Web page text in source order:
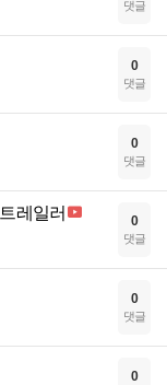
댓글
0
댓글
0
댓글
레일러 0
댓글
0
댓글
0